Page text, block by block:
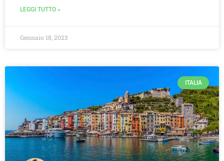
LEGGI TUTTO »
Gennaio 18, 2023
ITALIA